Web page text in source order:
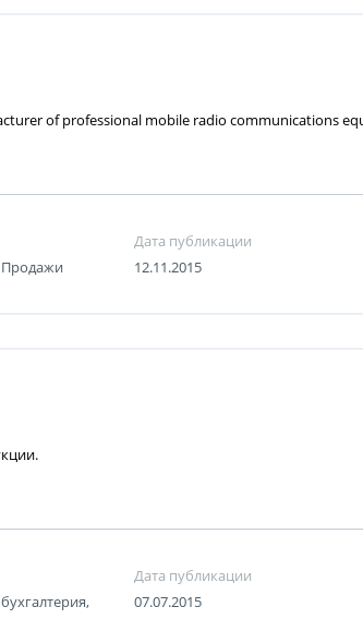
of professional mobile radio communications
Дата публикации
Продажи 12.11.2015
Дата публикации
07.07.2015